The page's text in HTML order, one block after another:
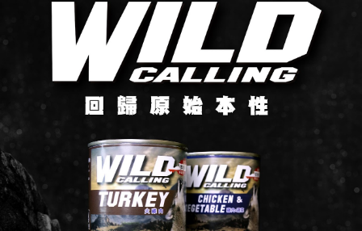
２．訂單成立數日內，您將收到繳費通知簡訊。
３．收到繳費通知簡訊後14天內，點擊此簡訊中的連結，可透過四大超商／
ATM／網路銀行／等多元方式進行付款，方視為交易完成。
※ 請注意：結帳手續完成當下不需立刻繳費，但若您需要取消訂單，請聯絡
購買商品的店家。未經商家同意取消之訂單仍視為有效，需透過AFTEE先享
後付繳納相關費用。
※ 交易是否成功請以「AFTEE先享後付 」之結帳頁面顯示為準，若有關於
是否繳費成功／繳費後需取消欲退款等相關疑問，請聯繫「AFTEE先享後付
１．透過由恩沛科技股份有限公司提供之「AFTEE先享後付」服務完成之交
易，需依本服務之必要範圍內提供個人資料，並將交易相關給付款項請求債
權轉讓予恩沛科技股份有限公司。
２．關於個人資料處理事宜，請瀏覽以下網址：
https://aftee.tw/terms/#terms3
每筆NT$60，滿NT$999(含以上)免運費
萊爾富取貨付款_限重10KG
每筆NT$60，滿NT$999(含以上)免運費
付款後萊爾富取貨_限重10KG
每筆NT$60，滿NT$999(含以上)免運費
7-11取貨付款_限重10KG
每筆NT$60，滿NT$999(含以上)免運費
付款後7-11取貨_限重10KG
每筆NT$60，滿NT$999(含以上)免運費